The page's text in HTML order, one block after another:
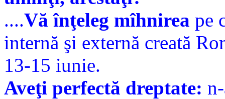
....Vă înţeleg mîhnirea pe
internă şi externă creată
13-15 iunie.
Aveţi perfectă dreptate: